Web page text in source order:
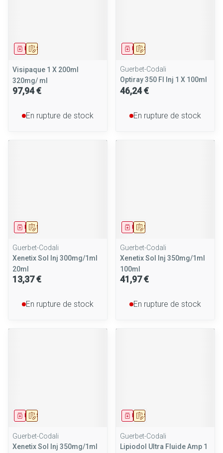
Sur prescription
Médicament
Visipaque 1 X 200ml
320mg/ ml
97,94 €
En rupture de stock
Sur prescription
Médicament
Guerbet-Codali
Optiray 350 Fl Inj 1 X 100ml
46,24 €
En rupture de stock
Sur prescription
Médicament
Guerbet-Codali
Xenetix Sol Inj 300mg/1ml
20ml
13,37 €
En rupture de stock
Sur prescription
Médicament
Guerbet-Codali
Xenetix Sol Inj 350mg/1ml
100ml
41,97 €
En rupture de stock
Sur prescription
Médicament
Guerbet-Codali
Xenetix Sol Inj 350mg/1ml
Sur prescription
Médicament
Guerbet-Codali
Lipiodol Ultra Fluide Amp 1